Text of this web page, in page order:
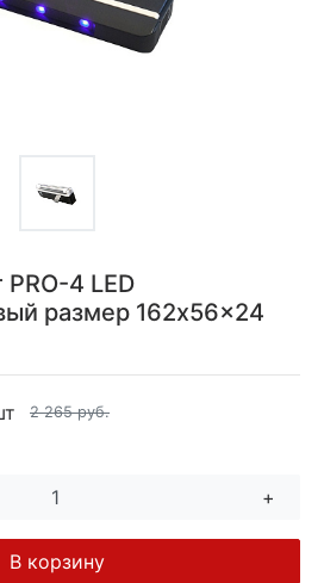
4 LED
размер 162x56x24
2 265 руб.
+
В корзину